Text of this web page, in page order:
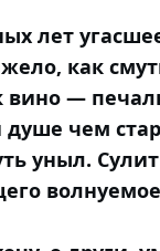
лет
как
вино —
чем
уныл.